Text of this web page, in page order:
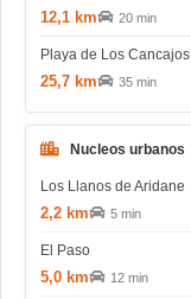
12,1 km 20 min
Playa de Los Cancajos
25,7 km 35 min
Nucleos urbanos
Los Llanos de Aridane
2,2 km 5 min
El Paso
5,0 km 12 min